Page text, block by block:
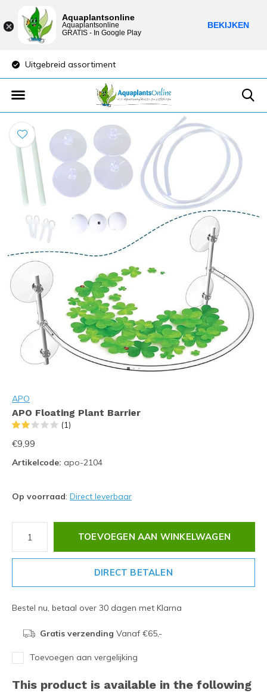
Uitgebreid assortiment
APO
APO Floating Plant Barrier
(1)
€9,99
Artikelcode: apo-2104
Op voorraad: Direct leverbaar
TOEVOEGEN AAN WINKELWAGEN
DIRECT BETALEN
Bestel nu, betaal over 30 dagen met Klarna
Gratis verzending Vanaf €65,-
Toevoegen aan vergelijking
This product is available in the following
Aquaplantsonline
Aquaplantsonline
GRATIS - In Google Play
BEKIJKEN